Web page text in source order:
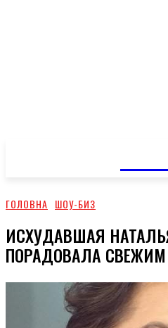
ГОЛОВНА ШОУ-БИЗ
ИСХУДАВШАЯ
ПОРАДОВАЛА